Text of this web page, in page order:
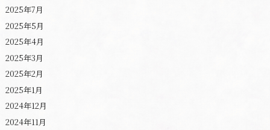
2025年7月
2025年5月
2025年4月
2025年3月
2025年2月
2025年1月
2024年12月
2024年11月